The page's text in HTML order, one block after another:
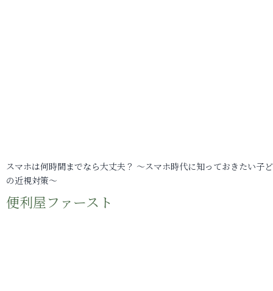
スマホは何時間までなら大丈夫？ ～スマホ時代に知っておきたい子
の近視対策～
便利屋ファースト